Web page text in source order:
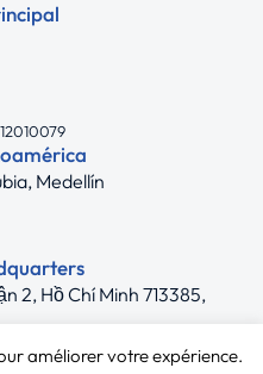
Medellín
2, Hồ Chí Minh 713385,
améliorer votre expérience.